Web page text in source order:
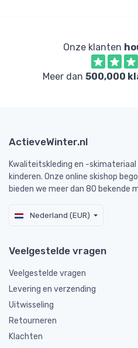
Onze klanten
Meer dan 500,000
ActieveWinter.nl
Kwaliteitskleding en -
kinderen. Onze online skishop
bieden we meer dan 80 bekende
Nederland (EUR)
Veelgestelde vragen
Veelgestelde vragen
Levering en verzending
Uitwisseling
Retourneren
Klachten